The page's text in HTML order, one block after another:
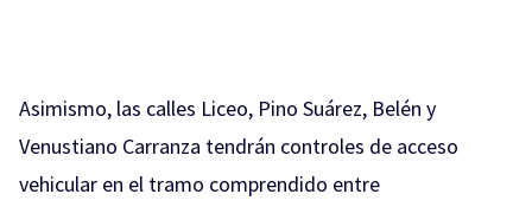
Asimismo, las calles Liceo, Pino Suárez, Belén y
Venustiano Carranza tendrán controles de acceso
vehicular en el tramo comprendido entre